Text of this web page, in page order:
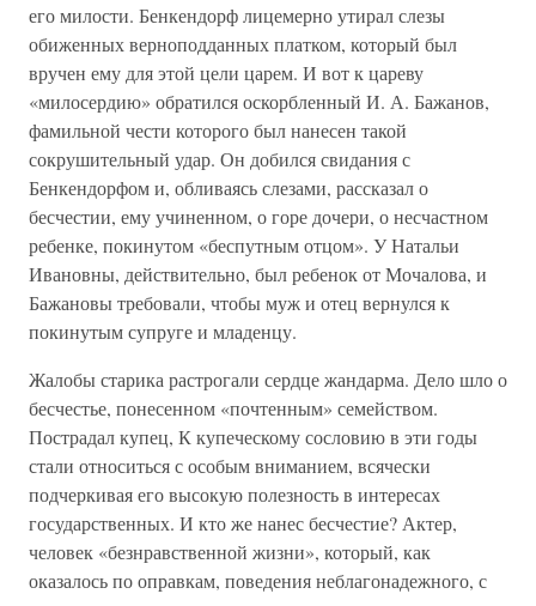
его милости. Бенкендорф лицемерно утирал слезы
обиженных верноподданных платком, который был
вручен ему для этой цели царем. И вот к цареву
«милосердию» обратился оскорбленный И. А. Бажанов,
фамильной чести которого был нанесен такой
сокрушительный удар. Он добился свидания с
Бенкендорфом и, обливаясь слезами, рассказал о
бесчестии, ему учиненном, о горе дочери, о несчастном
ребенке, покинутом «беспутным отцом». У Натальи
Ивановны, действительно, был ребенок от Мочалова, и
Бажановы требовали, чтобы муж и отец вернулся к
покинутым супруге и младенцу.
Жалобы старика растрогали сердце жандарма. Дело шло о
бесчестье, понесенном «почтенным» семейством.
Пострадал купец, К купеческому сословию в эти годы
стали относиться с особым вниманием, всячески
подчеркивая его высокую полезность в интересах
государственных. И кто же нанес бесчестие? Актер,
человек «безнравственной жизни», который, как
оказалось по оправкам, поведения неблагонадежного, с